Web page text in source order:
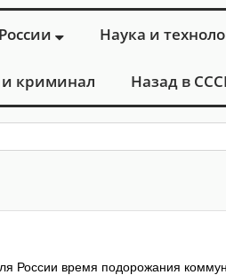
Наука и
криминал Назад в
«Г
России время подорожания